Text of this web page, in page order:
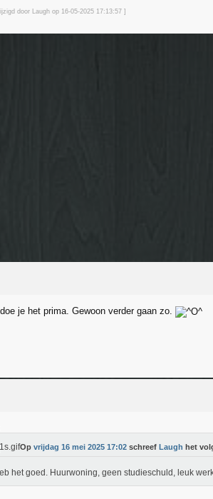
door Laugh op 16-05-2025 17:13:57 ]
je het prima. Gewoon verder gaan zo.
Op vrijdag 16 mei 2025 17:02 schreef Laugh het
het goed. Huurwoning, geen studieschuld, leuk